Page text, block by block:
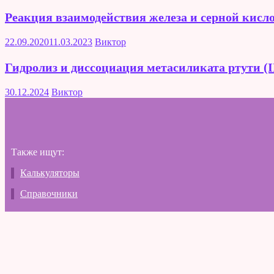
Реакция взаимодействия железа и серной
22.09.202011.03.2023 Виктор
Гидролиз и диссоциация метасиликата ртути
30.12.2024 Виктор
Также ищут:
Калькуляторы
Справочники